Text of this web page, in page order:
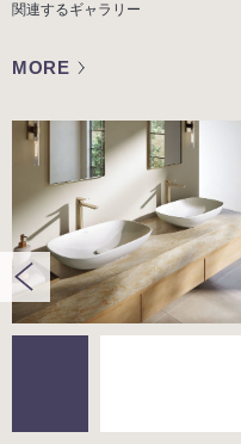
関連するギャラリー
MORE